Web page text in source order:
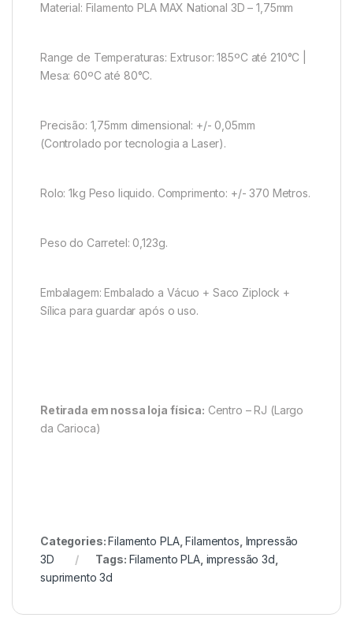
Material: Filamento PLA MAX National 3D – 1,75mm
Range de Temperaturas: Extrusor: 185ºC até 210°C |
Mesa: 60ºC até 80°C.
Precisão: 1,75mm dimensional: +/- 0,05mm
(Controlado por tecnologia a Laser).
Rolo: 1kg Peso liquido. Comprimento: +/- 370 Metros.
Peso do Carretel: 0,123g.
Embalagem: Embalado a Vácuo + Saco Ziplock +
Sílica para guardar após o uso.
Retirada em nossa loja física: Centro – RJ (Largo
da Carioca)
Categories:Filamento PLA,Filamentos Impressão
3D
Tags: Filamento PLA, impressão 3d
suprimento 3d